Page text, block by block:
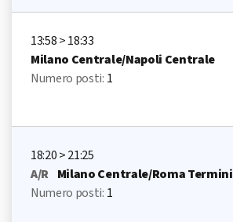
13:58 > 18:33
Milano Centrale/Napoli Centrale
Numero posti: 1
18:20 > 21:25
A/R Milano Centrale/Roma Termini
Numero posti: 1